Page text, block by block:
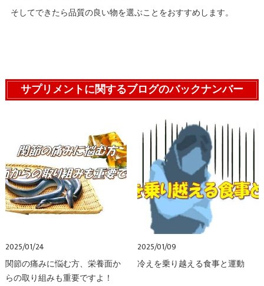
そしてできたら品質の良い物を選ぶことをおすすめします。
サプリメントに関するブログのバックナンバー
2025/01/24
関節の痛みに悩む方、栄養面か
らの取り組みも重要ですよ！
2025/01/09
冷えを乗り越える食事と運動